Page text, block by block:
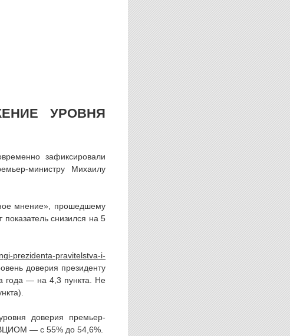
УРОВНЯ
зафиксировали
министру Михаилу
мнение», прошедшему
снизился на 5
доверия президенту
года — на 4,3 пункта. Не
доверия премьер-
— с 55% до 54,6%.